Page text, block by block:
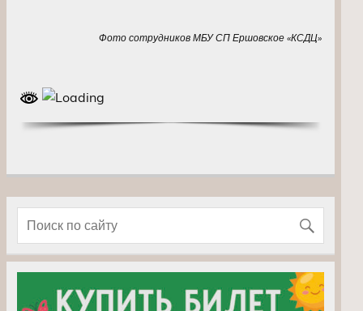
Фото сотрудников МБУ СП Ершовское «КСДЦ»